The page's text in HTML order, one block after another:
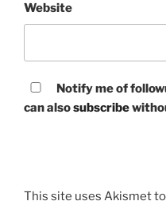
Website
Notify me of
can alsosubscribe
This site uses Akismet